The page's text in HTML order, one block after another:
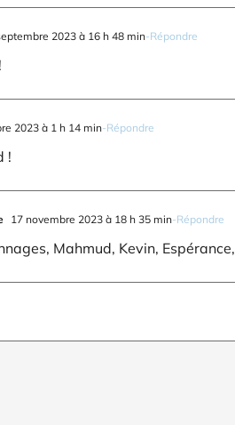
2023 à 16 h 48 min-Répondre
2023 à 1 h 14 min-Répondre
!
17 novembre 2023 à 18 h 35 min-Répondre
Mahmud, Kevin,